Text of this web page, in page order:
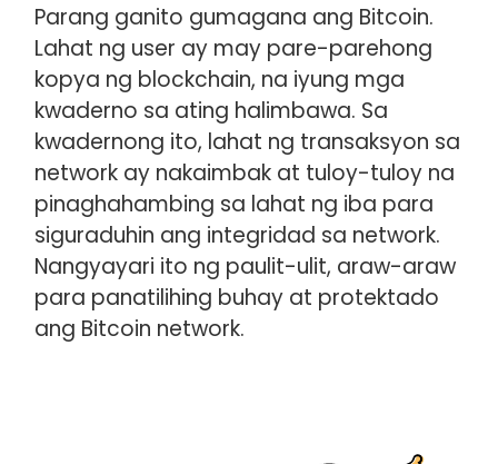
Parang ganito gumagana ang Bitcoin.
Lahat ng user ay may pare-parehong
kopya ng blockchain, na iyung mga
kwaderno sa ating halimbawa. Sa
kwadernong ito, lahat ng transaksyon sa
network ay nakaimbak at tuloy-tuloy na
pinaghahambing sa lahat ng iba para
siguraduhin ang integridad sa network.
Nangyayari ito ng paulit-ulit, araw-araw
para panatilihing buhay at protektado
ang Bitcoin network.